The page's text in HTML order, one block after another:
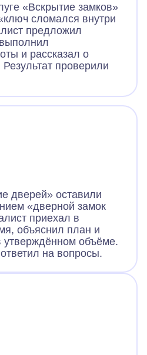
«Вскрытие замков»
сломался внутри
предложил
и рассказал о
проверили
дверей» оставили
«дверной замок
приехал в
объяснил план и
объёме.
на вопросы.